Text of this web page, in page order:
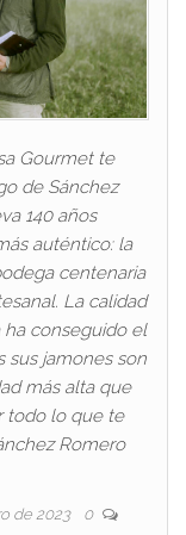
Gourmet te
de Sánchez
140 años
auténtico: la
centenaria
La calidad
ha conseguido el
sus jamones son
más alta que
todo lo que te
Romero
de 2023 0